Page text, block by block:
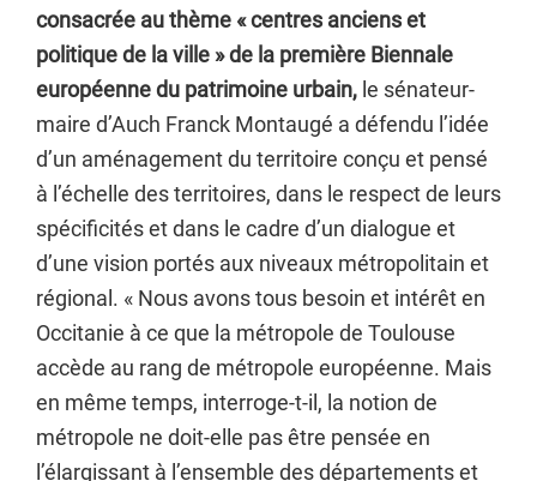
consacrée au thème « centres anciens et
politique de la ville » de la première Biennale
européenne du patrimoine urbain, le sénateur-
maire d’Auch Franck Montaugé a défendu l’idée
d’un aménagement du territoire conçu et pensé
à l’échelle des territoires, dans le respect de leurs
spécificités et dans le cadre d’un dialogue et
d’une vision portés aux niveaux métropolitain et
régional. « Nous avons tous besoin et intérêt en
Occitanie à ce que la métropole de Toulouse
accède au rang de métropole européenne. Mais
en même temps, interroge-t-il, la notion de
métropole ne doit-elle pas être pensée en
l’élargissant à l’ensemble des départements et